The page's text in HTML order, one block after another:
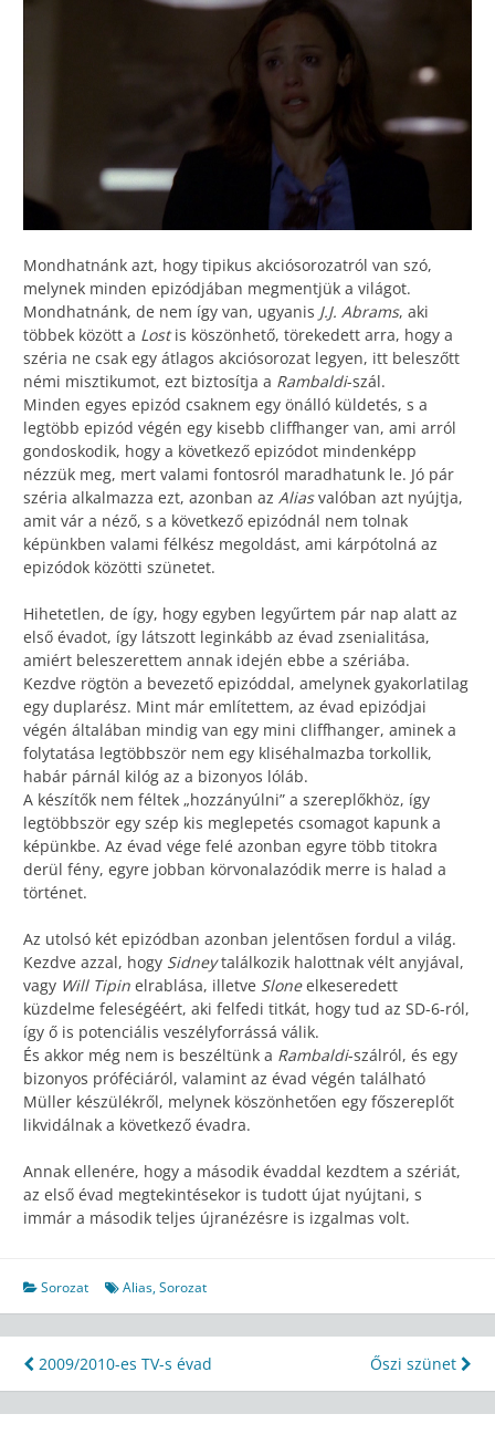
Mondhatnánk azt, hogy tipikus akciósorozatról van szó,
melynek minden epizódjában megmentjük a világot.
Mondhatnánk, de nem így van, ugyanis J.J. Abrams, aki
többek között a Lostis köszönhető, törekedett arra, hogy a
széria ne csak egy átlagos akciósorozat legyen, itt beleszőtt
némi misztikumot, ezt biztosítja a Rambaldi-szál.
Minden egyes epizód csaknem egy önálló küldetés, s a
legtöbb epizód végén egy kisebb cliffhanger van, ami arról
gondoskodik, hogy a következő epizódot mindenképp
nézzük meg, mert valami fontosról maradhatunk le. Jó pár
széria alkalmazza ezt, azonban az Aliasvalóban azt nyújtja,
amit vár a néző, s a következő epizódnál nem tolnak
képünkben valami félkész megoldást, ami kárpótolná az
epizódok közötti szünetet.
Hihetetlen, de így, hogy egyben legyűrtem pár nap alatt az
első évadot, így látszott leginkább az évad zsenialitása,
amiért beleszerettem annak idején ebbe a szériába.
Kezdve rögtön a bevezető epizóddal, amelynek gyakorlatilag
egy duplarész. Mint már említettem, az évad epizódjai
végén általában mindig van egy mini cliffhanger, aminek a
folytatása legtöbbször nem egy kliséhalmazba torkollik,
habár párnál kilóg az a bizonyos lóláb.
A készítők nem féltek „hozzányúlni” a szereplőkhöz, így
legtöbbször egy szép kis meglepetés csomagot kapunk a
képünkbe. Az évad vége felé azonban egyre több titokra
derül fény, egyre jobban körvonalazódik merre is halad a
történet.
Az utolsó két epizódban azonban jelentősen fordul a világ.
Kezdve azzal, hogy Sidneytalálkozik halottnak vélt anyjával,
vagy Will Tipin elrablása, illetve Sloneelkeseredett
küzdelme feleségéért, aki felfedi titkát, hogy tud az SD-6-ról,
így ő is potenciális veszélyforrássá válik.
És akkor még nem is beszéltünk a Rambaldi-szálról, és egy
bizonyos próféciáról, valamint az évad végén található
Müller készülékről, melynek köszönhetően egy főszereplőt
likvidálnak a következő évadra.
Annak ellenére, hogy a második évaddal kezdtem a szériát,
az első évad megtekintésekor is tudott újat nyújtani, s
immár a második teljes újranézésre is izgalmas volt.
Sorozat Alias,Sorozat
Bejegyzés
navigáció
2009/2010-es TV-s évad Őszi szünet